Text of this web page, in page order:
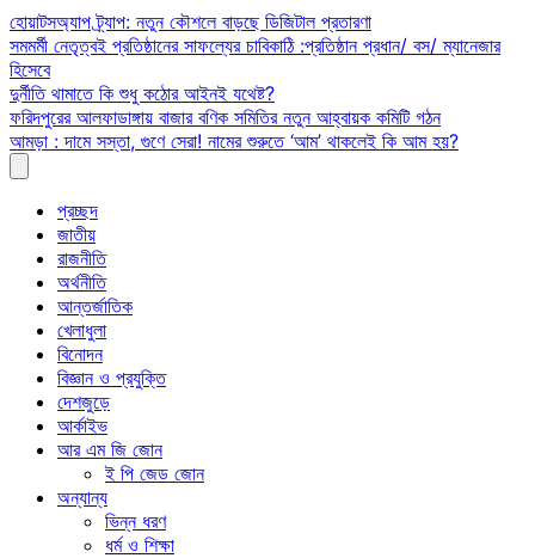
Skip
to
content
হোয়াটসঅ্যাপ ট্র্যাপ: নতুন কৌশলে বাড়ছে ডিজিটাল প্রতারণা
সমমর্মী নেতৃত্বই প্রতিষ্ঠানের সাফল্যের চাবিকাঠি :প্রতিষ্ঠান প্রধান/ বস/ ম্যানেজার
হিসেবে
দুর্নীতি থামাতে কি শুধু কঠোর আইনই যথেষ্ট?
ফরিদপুরের আলফাডাঙ্গায় বাজার বণিক সমিতির নতুন আহ্বায়ক কমিটি গঠন
আমড়া : দামে সস্তা, গুণে সেরা! নামের শুরুতে ‘আম’ থাকলেই কি আম হয়?
প্রচ্ছদ
জাতীয়
রাজনীতি
অর্থনীতি
আন্তর্জাতিক
খেলাধুলা
বিনোদন
বিজ্ঞান ও প্রযুক্তি
দেশজুড়ে
আর্কাইভ
আর এম জি জোন
ই পি জেড জোন
অন্যান্য
ভিন্ন ধরণ
ধর্ম ও শিক্ষা